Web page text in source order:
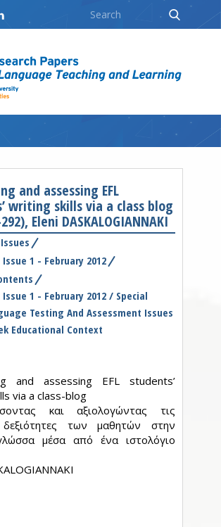
and assessing EFL
writing skills via a class blog
Eleni DASKALOGIANNAKI
1 - February 2012
1 - February 2012 / Special
Testing And Assessment Issues
Educational Context
and assessing EFL students’
via a class-blog
και αξιολογώντας τις
των μαθητών στην
μέσα από ένα ιστολόγιο